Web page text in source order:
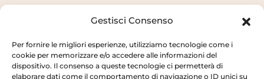
Gestisci Consenso
Per fornire le migliori esperienze, utilizziamo tecnologie come i
cookie per memorizzare e/o accedere alle informazioni del
dispositivo. Il consenso a queste tecnologie ci permetterà di
elaborare dati come il comportamento di navigazione o ID unici su
Orari